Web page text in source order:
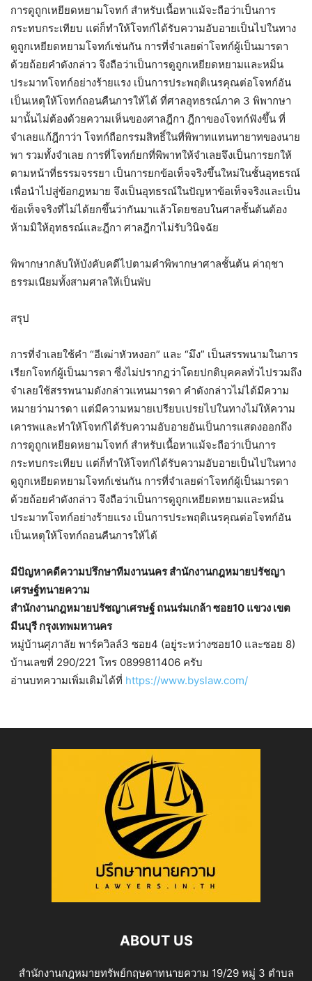
การดูถูกเหยียดหยามโจทก์ สำหรับเนื้อหาแม้จะถือว่าเป็นการ
กระทบกระเทียบ แต่ก็ทำให้โจทก์ได้รับความอับอายเป็นไปในทาง
ดูถูกเหยียดหยามโจทก์เช่นกัน การที่จำเลยด่าโจทก์ผู้เป็นมารดา
ด้วยถ้อยคำดังกล่าว จึงถือว่าเป็นการดูถูกเหยียดหยามและหมิ่น
ประมาทโจทก์อย่างร้ายแรง เป็นการประพฤติเนรคุณต่อโจทก์อัน
เป็นเหตุให้โจทก์ถอนคืนการให้ได้ ที่ศาลอุทธรณ์ภาค 3 พิพากษา
มานั้นไม่ต้องด้วยความเห็นของศาลฎีกา ฎีกาของโจทก์ฟังขึ้น ที่
จำเลยแก้ฎีกาว่า โจทก์ถือกรรมสิทธิ์ในที่พิพาทแทนทายาทของนาย
พา รวมทั้งจำเลย การที่โจทก์ยกที่พิพาทให้จำเลยจึงเป็นการยกให้
ตามหน้าที่ธรรมจรรยา เป็นการยกข้อเท็จจริงขึ้นใหม่ในชั้นอุทธรณ์
เพื่อนำไปสู่ข้อกฎหมาย จึงเป็นอุทธรณ์ในปัญหาข้อเท็จจริงและเป็น
ข้อเท็จจริงที่ไม่ได้ยกขึ้นว่ากันมาแล้วโดยชอบในศาลชั้นต้นต้อง
ห้ามมิให้อุทธรณ์และฎีกา ศาลฎีกาไม่รับวินิจฉัย
พิพากษากลับให้บังคับคดีไปตามคำพิพากษาศาลชั้นต้น ค่าฤชา
ธรรมเนียมทั้งสามศาลให้เป็นพับ
สรุป
การที่จำเลยใช้คำ “อีเฒ่าหัวหงอก” และ “มึง” เป็นสรรพนามในการ
เรียกโจทก์ผู้เป็นมารดา ซึ่งไม่ปรากฏว่าโดยปกติบุคคลทั่วไปรวมถึง
จำเลยใช้สรรพนามดังกล่าวแทนมารดา คำดังกล่าวไม่ได้มีความ
หมายว่ามารดา แต่มีความหมายเปรียบเปรยไปในทางไม่ให้ความ
เคารพและทำให้โจทก์ได้รับความอับอายอันเป็นการแสดงออกถึง
การดูถูกเหยียดหยามโจทก์ สำหรับเนื้อหาแม้จะถือว่าเป็นการ
กระทบกระเทียบ แต่ก็ทำให้โจทก์ได้รับความอับอายเป็นไปในทาง
ดูถูกเหยียดหยามโจทก์เช่นกัน การที่จำเลยด่าโจทก์ผู้เป็นมารดา
ด้วยถ้อยคำดังกล่าว จึงถือว่าเป็นการดูถูกเหยียดหยามและหมิ่น
ประมาทโจทก์อย่างร้ายแรง เป็นการประพฤติเนรคุณต่อโจทก์อัน
เป็นเหตุให้โจทก์ถอนคืนการให้ได้
มีปัญหาคดีความปรึกษาทีมงานนคร สำนักงานกฎหมายปรัชญา
เศรษฐ์ทนายความ
สำนักงานกฎหมายปรัชญาเศรษฐ์ ถนนร่มเกล้า ซอย10 แขวง เขต
มีนบุรี กรุงเทพมหานคร
หมู่บ้านศุภาลัย พาร์ควิลล์3 ซอย4 (อยู่ระหว่างซอย10 และซอย 8)
บ้านเลขที่ 290/221 โทร 0899811406 ครับ
อ่านบทความเพิ่มเติมได้ที่ https://www.byslaw.com/
ABOUT US
สำนักงานกฎหมายทรัพย์กฤษดาทนายความ 19/29 หมู่ 3 ตำบล